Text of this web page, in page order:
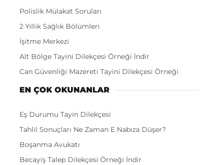
Polislik Mülakat Soruları
2 Yıllık Sağlık Bölümleri
İşitme Merkezi
Alt Bölge Tayini Dilekçesi Örneği İndir
Can Güvenliği Mazereti Tayini Dilekçesi Örneği
EN ÇOK OKUNANLAR
Eş Durumu Tayin Dilekçesi
Tahlil Sonuçları Ne Zaman E Nabıza Düşer?
Boşanma Avukatı
Becayiş Talep Dilekçesi Örneği İndir